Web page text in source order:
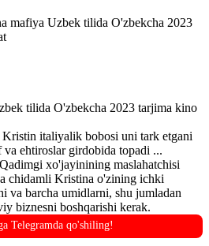
mafiya Uzbek tilida O'zbekcha 2023
tilida O'zbekcha 2023 tarjima kino
italiyalik bobosi uni tark etgani
ehtiroslar girdobida topadi ...
xo'jayinining maslahatchisi
chidamli Kristina o'zining ichki
va barcha umidlarni, shu jumladan
biznesni boshqarishi kerak.
Telegramda qo'shiling!